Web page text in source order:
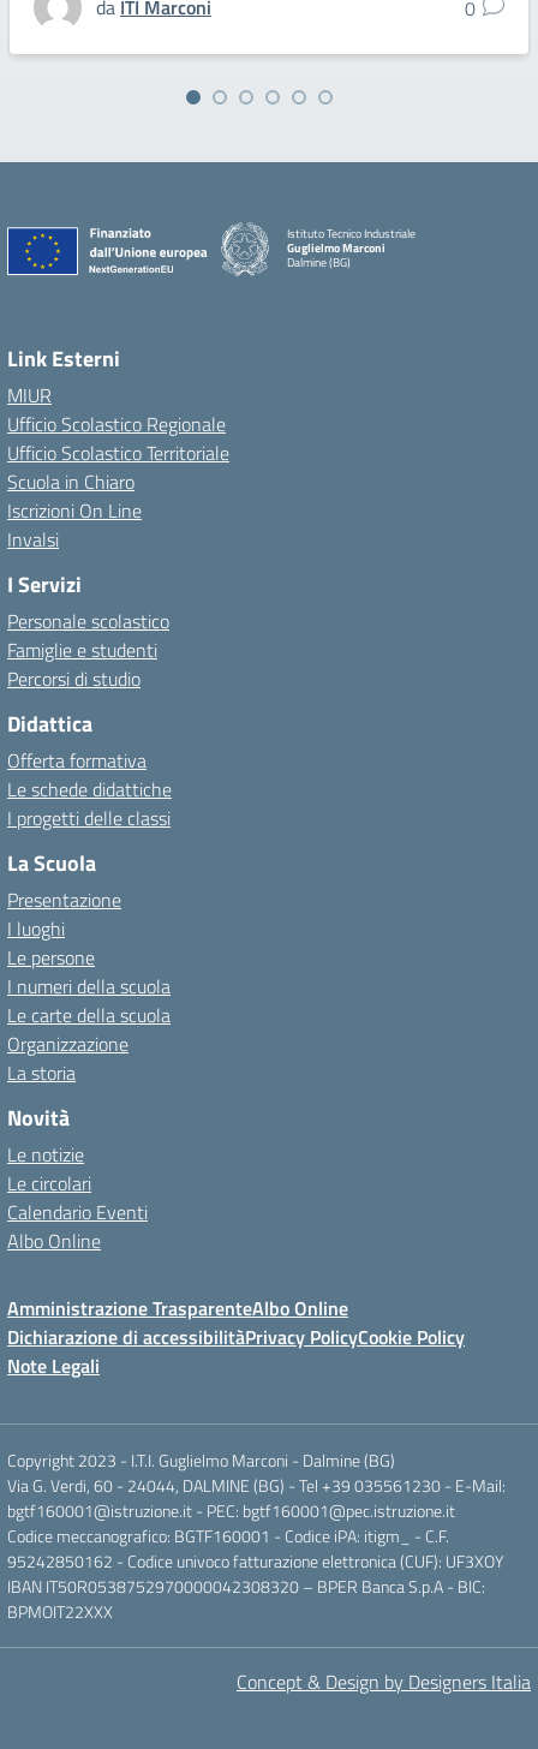
da ITI Marconi 0
Istituto Tecnico Industriale
Guglielmo Marconi
Dalmine (BG)
Link Esterni
MIUR
Ufficio Scolastico Regionale
Ufficio Scolastico Territoriale
Scuola in Chiaro
Iscrizioni On Line
Invalsi
I Servizi
Personale scolastico
Famiglie e studenti
Percorsi di studio
Didattica
Offerta formativa
Le schede didattiche
I progetti delle classi
La Scuola
Presentazione
I luoghi
Le persone
I numeri della scuola
Le carte della scuola
Organizzazione
La storia
Novità
Le notizie
Le circolari
Calendario Eventi
Albo Online
Amministrazione TrasparenteAlbo Online
Dichiarazione di accessibilitàPrivacy PolicyCookie Policy
Note Legali
Copyright 2023 - I.T.I. Guglielmo Marconi - Dalmine (BG)
Via G. Verdi, 60 - 24044, DALMINE (BG) - Tel +39 035561230 - E-Mail:
bgtf160001@istruzione.it - PEC: bgtf160001@pec.istruzione.it
Codice meccanografico: BGTF160001 - Codice iPA: itigm_ - C.F.
95242850162 - Codice univoco fatturazione elettronica (CUF): UF3XOY
IBAN IT50R0538752970000042308320 – BPER Banca S.p.A - BIC:
BPMOIT22XXX
Concept & Design by Designers Italia